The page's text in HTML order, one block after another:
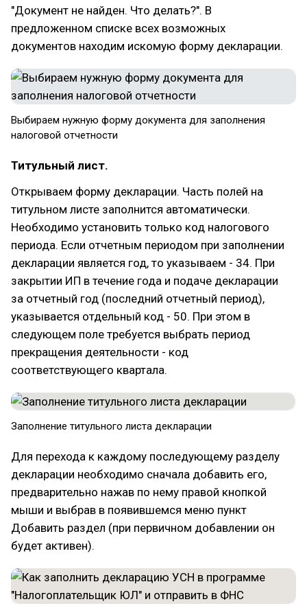
"Документ не найден. Что делать?". В
предложенном списке всех возможных
документов находим искомую форму декларации.
Выбираем нужную форму документа для заполнения
налоговой отчетности
Титульный лист.
Открываем форму декларации. Часть полей на
титульном листе заполнится автоматически.
Необходимо установить только код налогового
периода. Если отчетным периодом при заполнении
декларации является год, то указываем - 34. При
закрытии ИП в течение года и подаче декларации
за отчетный год (последний отчетный период),
указывается отдельный код - 50. При этом в
следующем поле требуется выбрать период
прекращения деятельности - код
соответствующего квартала.
Заполнение титульного листа декларации
Для перехода к каждому последующему разделу
декларации необходимо сначала добавить его,
предварительно нажав по нему правой кнопкой
мыши и выбрав в появившемся меню пункт
Добавить раздел (при первичном добавлении он
будет активен).